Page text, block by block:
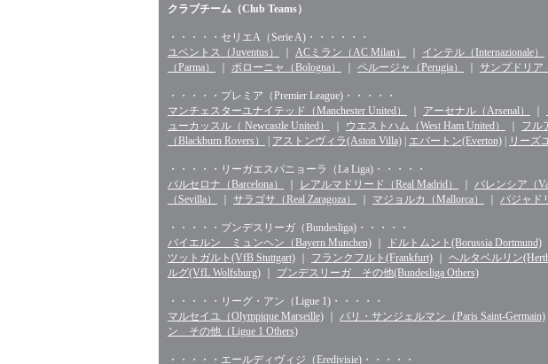
クラブチーム（Club Teams）
・・・・・セリエA（Serie A)・・・・・・
ユベントス（Juventus）
ACミラン（AC Milan） インテル（Internazionale）
（Parma）
ボローニャ（Bologna） ペルージャ（Perugia） サンプドリア
・・・・・プレミア（Premier League)・・・・・
マンチェスターユナイテッド（Manchester United）
アーセナル（Arsenal）
ューカッスル（ Newcastle United）
ウエストハム（West Ham United） フル
（Blackburn Rovers）
アストンヴィラ(Aston Villa) エバートン(Everton) リーズ
・・・・・リーガエスパニョーラ（La Liga)・・・・・
バルセロナ（Barcelona）
レアルマドリード（Real Madrid） バレンシア（
（Sevilla）
サラゴサ（Real Zaragoza） マジョルカ（Mallorca） バジャド
・・・・・ブンデスリーガ（Bundesliga)・・・・・
バイエルン ミュンヘン（Bayern Munchen)
ドルトムント(Borussia Dortmund)
ツットガルト(VfB Stuttgart)
フランクフルト(Frankfurt) ヘルタベルリン
ルグ(VfL Wolfsburg)
ブンデスリーガ その他(Bundesliga Others)
・・・・・リーグ・アン（Ligue 1)・・・・・
マルセイユ（Olympique Marseille)
パリ・サンジェルマン（Paris Saint-Germain)
ン その他（Ligue 1 Others)
・・・・・エールディヴィジ（Eredivisie)・・・・・